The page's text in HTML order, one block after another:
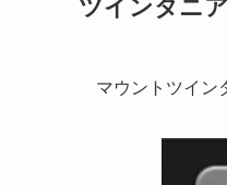
ツインタニ
マウントツイン